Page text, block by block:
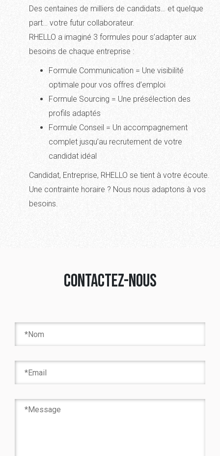
Des centaines de milliers de candidats… et quelque
part… votre futur collaborateur.
RHELLO a imaginé 3 formules pour s’adapter aux
besoins de chaque entreprise :
Formule Communication = Une visibilité
optimale pour vos offres d’emploi
Formule Sourcing = Une présélection des
profils adaptés
Formule Conseil = Un accompagnement
complet jusqu’au recrutement de votre
candidat idéal
Candidat, Entreprise, RHELLO se tient à votre écoute.
Une contrainte horaire ? Nous nous adaptons à vos
besoins.
Contactez-nous